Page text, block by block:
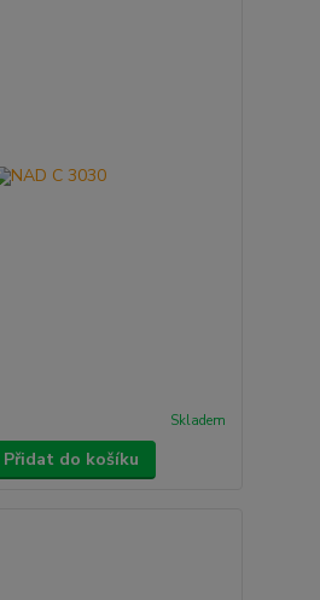
Skladem
Přidat do košíku